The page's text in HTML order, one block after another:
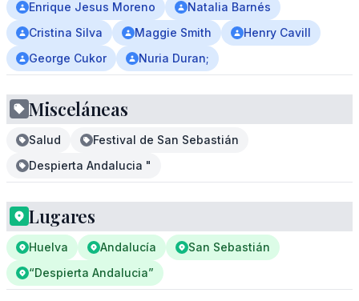
Enrique Jesus Moreno
Natalia Barnés
Cristina Silva
Maggie Smith
Henry Cavill
George Cukor
Nuria Duran;
Misceláneas
Salud
Festival de San Sebastián
Despierta Andalucia "
Lugares
Huelva Andalucía
San Sebastián
“Despierta Andalucia”